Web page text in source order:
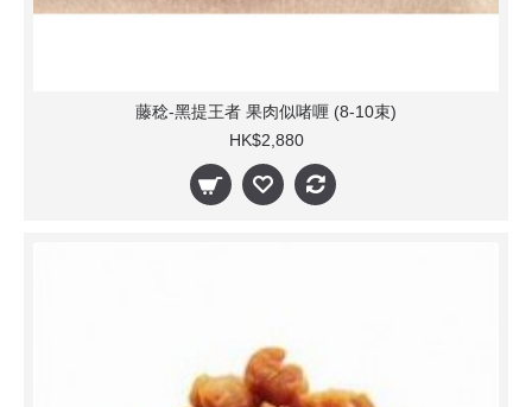
藤稔-黑提王者 果肉似啫喱 (8-10束)
HK$2,880